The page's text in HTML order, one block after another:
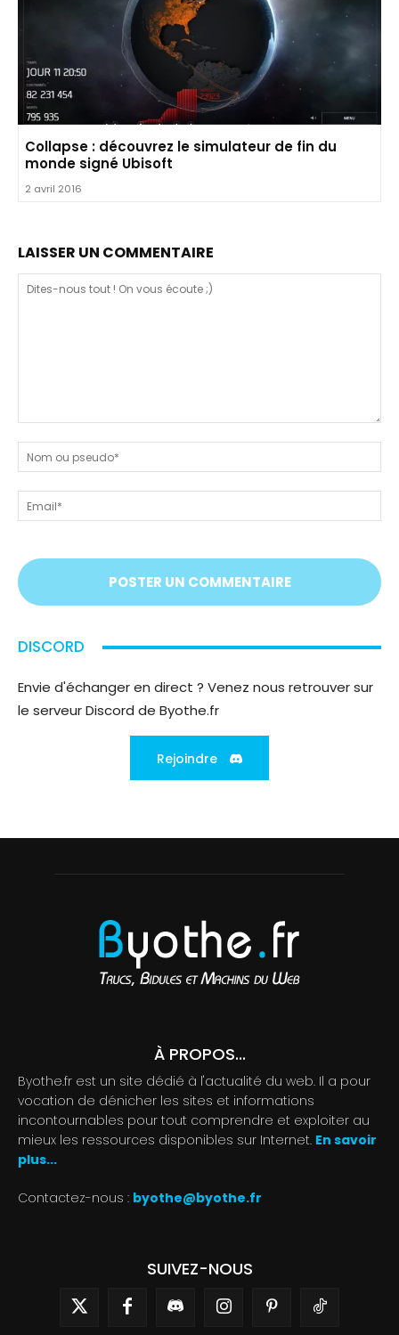
Collapse : découvrez le simulateur de fin du
monde signé Ubisoft
2 avril 2016
LAISSER UN COMMENTAIRE
nous
tout
!
On
vous
;)
ou
DISCORD
Envie d'échanger en direct ? Venez nous retrouver sur
le serveur Discord de Byothe.fr
Rejoindre
À PROPOS...
Byothe.fr est un site dédié à l'actualité du web. Il a pour
vocation de dénicher les sites et informations
incontournables pour tout comprendre et exploiter au
mieux les ressources disponibles sur Internet. En savoir
plus...
Contactez-nous : byothe@byothe.fr
SUIVEZ-NOUS